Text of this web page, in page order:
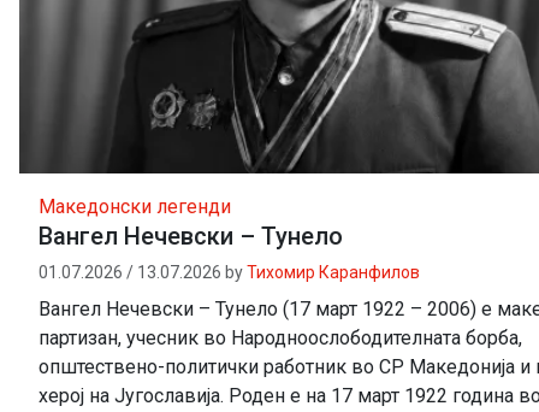
Македонски легенди
Вангел Нечевски – Тунело
01.07.2026 / 13.07.2026 byТихомир Каранфилов
Вангел Нечевски – Тунело (17 март 1922 – 2006) е
партизан, учесник во Народноослободителната борба,
општествено-политички работник во СР Македонија и
херој на Југославија. Роден е на 17 март 1922 година